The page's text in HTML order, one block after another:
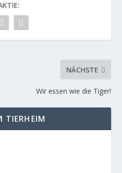
NÄCHSTE
Wir essen wie die Tiger!
TIERHEIM